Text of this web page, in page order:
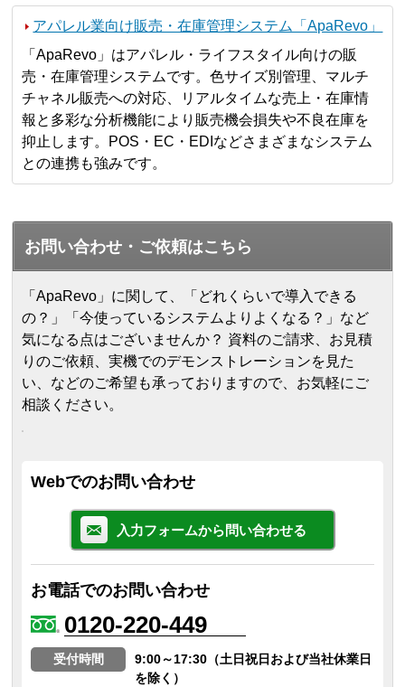
アパレル業向け販売・在庫管理システム「ApaRevo」
「ApaRevo」はアパレル・ライフスタイル向けの販
売・在庫管理システムです。色サイズ別管理、マルチ
チャネル販売への対応、リアルタイムな売上・在庫情
報と多彩な分析機能により販売機会損失や不良在庫を
抑止します。POS・EC・EDIなどさまざまなシステム
との連携も強みです。
お問い合わせ・ご依頼はこちら
「ApaRevo」に関して、「どれくらいで導入できる
の？」「今使っているシステムよりよくなる？」など
気になる点はございませんか？ 資料のご請求、お見積
りのご依頼、実機でのデモンストレーションを見た
い、などのご希望も承っておりますので、お気軽にご
相談ください。
Webでのお問い合わせ
入力フォームから問い合わせる
お電話でのお問い合わせ
0120-220-449
受付時間
9:00～17:30（土日祝日および当社休業日
を除く）